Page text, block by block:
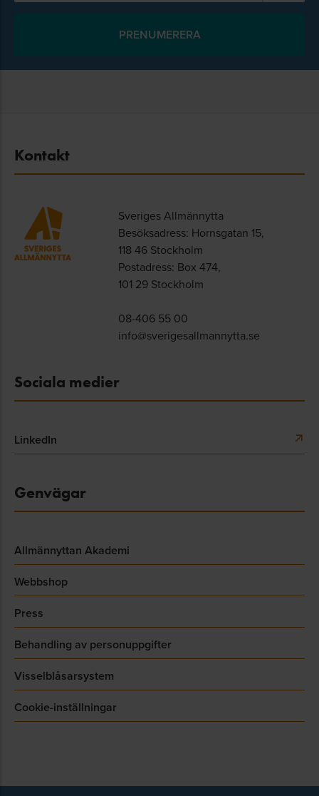
Kontakt
Sveriges Allmännytta
Besöksadress: Hornsgatan 15,
118 46 Stockholm
Postadress: Box 474,
101 29 Stockholm
08-406 55 00
info@sverigesallmannytta.se
Sociala medier
LinkedIn
Genvägar
Allmännyttan Akademi
Webbshop
Press
Behandling av personuppgifter
Visselblåsarsystem
Cookie-inställningar